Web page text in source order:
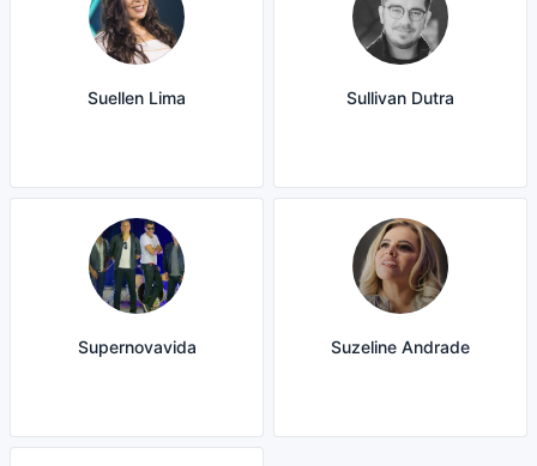
Suellen Lima Sullivan Dutra
Supernovavida Suzeline Andrade